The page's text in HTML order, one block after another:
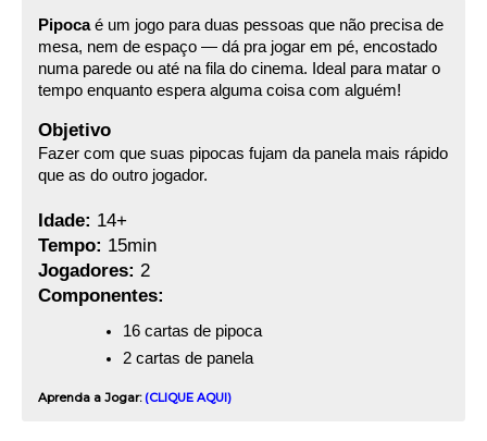
Pipocaé um jogo para duas pessoas que não precisa de
mesa, nem de espaço — dá pra jogar em pé, encostado
numa parede ou até na fila do cinema. Ideal para matar o
tempo enquanto espera alguma coisa com alguém!
Objetivo
Fazer com que suas pipocas fujam da panela mais rápido
que as do outro jogador.
Idade: 14+
Tempo: 15min
Jogadores: 2
Componentes:
16 cartas de pipoca
2 cartas de panela
Aprenda a Jogar:(CLIQUE AQUI)